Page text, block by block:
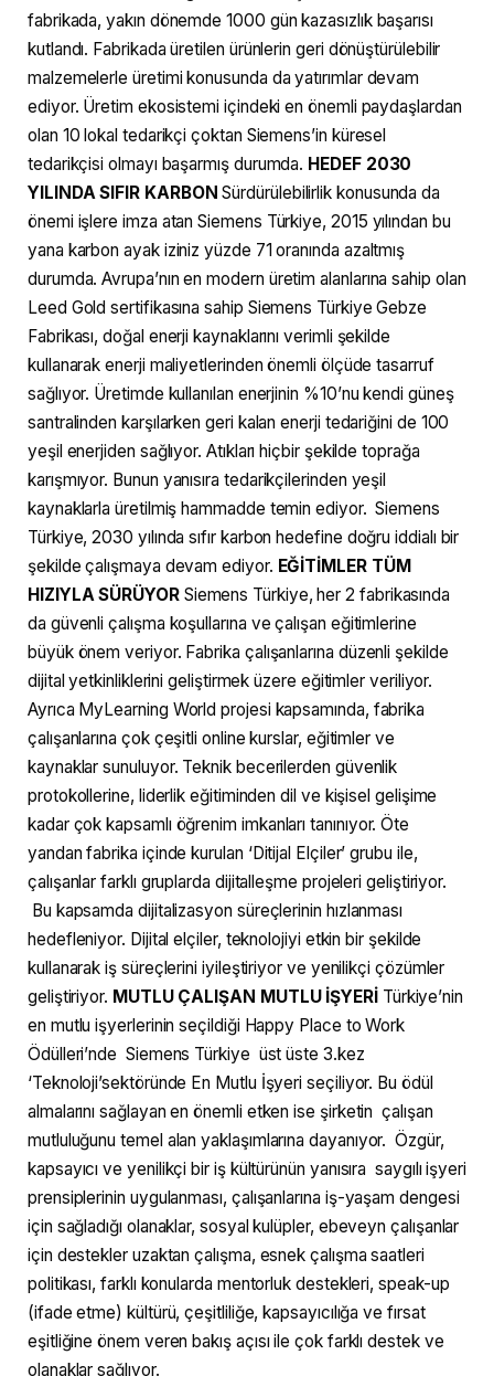
fabrikada, yakın dönemde 1000 gün kazasızlık başarısı
kutlandı. Fabrikada üretilen ürünlerin geri dönüştürülebilir
malzemelerle üretimi konusunda da yatırımlar devam
ediyor. Üretim ekosistemi içindeki en önemli paydaşlardan
olan 10 lokal tedarikçi çoktan Siemens’in küresel
tedarikçisi olmayı başarmış durumda. HEDEF 2030
YILINDA SIFIR KARBON Sürdürülebilirlik konusunda da
önemi işlere imza atan Siemens Türkiye, 2015 yılından bu
yana karbon ayak iziniz yüzde 71 oranında azaltmış
durumda. Avrupa’nın en modern üretim alanlarına sahip olan
Leed Gold sertifikasına sahip Siemens Türkiye Gebze
Fabrikası, doğal enerji kaynaklarını verimli şekilde
kullanarak enerji maliyetlerinden önemli ölçüde tasarruf
sağlıyor. Üretimde kullanılan enerjinin %10’nu kendi güneş
santralinden karşılarken geri kalan enerji tedariğini de 100
yeşil enerjiden sağlıyor. Atıkları hiçbir şekilde toprağa
karışmıyor. Bunun yanısıra tedarikçilerinden yeşil
kaynaklarla üretilmiş hammadde temin ediyor. Siemens
Türkiye, 2030 yılında sıfır karbon hedefine doğru iddialı bir
şekilde çalışmaya devam ediyor. EĞİTİMLER TÜM
HIZIYLA SÜRÜYORSiemens Türkiye, her 2 fabrikasında
da güvenli çalışma koşullarına ve çalışan eğitimlerine
büyük önem veriyor. Fabrika çalışanlarına düzenli şekilde
dijital yetkinliklerini geliştirmek üzere eğitimler veriliyor.
Ayrıca MyLearning World projesi kapsamında, fabrika
çalışanlarına çok çeşitli online kurslar, eğitimler ve
kaynaklar sunuluyor. Teknik becerilerden güvenlik
protokollerine, liderlik eğitiminden dil ve kişisel gelişime
kadar çok kapsamlı öğrenim imkanları tanınıyor. Öte
yandan fabrika içinde kurulan ‘Ditijal Elçiler’ grubu ile,
çalışanlar farklı gruplarda dijitalleşme projeleri geliştiriyor.
Bu kapsamda dijitalizasyon süreçlerinin hızlanması
hedefleniyor. Dijital elçiler, teknolojiyi etkin bir şekilde
kullanarak iş süreçlerini iyileştiriyor ve yenilikçi çözümler
geliştiriyor. MUTLU ÇALIŞAN MUTLU İŞYERİTürkiye’nin
en mutlu işyerlerinin seçildiği Happy Place to Work
Ödülleri’nde Siemens Türkiye üst üste 3.kez
‘Teknoloji’sektöründe En Mutlu İşyeri seçiliyor. Bu ödül
almalarını sağlayan en önemli etken ise şirketin çalışan
mutluluğunu temel alan yaklaşımlarına dayanıyor. Özgür,
kapsayıcı ve yenilikçi bir iş kültürünün yanısıra saygılı işyeri
prensiplerinin uygulanması, çalışanlarına iş-yaşam dengesi
için sağladığı olanaklar, sosyal kulüpler, ebeveyn çalışanlar
için destekler uzaktan çalışma, esnek çalışma saatleri
politikası, farklı konularda mentorluk destekleri, speak-up
(ifade etme) kültürü, çeşitliliğe, kapsayıcılığa ve fırsat
eşitliğine önem veren bakış açısı ile çok farklı destek ve
olanaklar sağlıyor.